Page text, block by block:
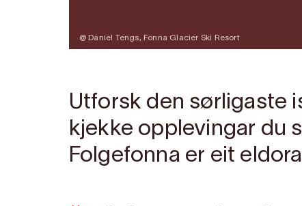
@ Daniel Tengs, Fonna Glacier Ski Resort
Utforsk den sørligaste
kjekke opplevingar du
Folgefonna er eit